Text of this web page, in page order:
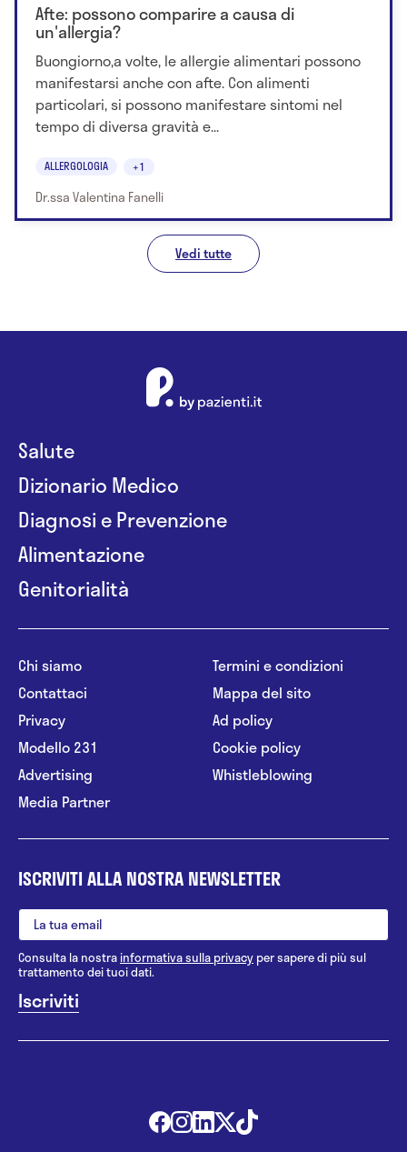
Afte: possono comparire a causa di
un'allergia?
Buongiorno,a volte, le allergie alimentari possono
manifestarsi anche con afte. Con alimenti
particolari, si possono manifestare sintomi nel
tempo di diversa gravità e...
ALLERGOLOGIA +1
Dr.ssa Valentina Fanelli
Vedi tutte
Salute
Dizionario Medico
Diagnosi e Prevenzione
Alimentazione
Genitorialità
Chi siamo
Contattaci
Privacy
Modello 231
Advertising
Media Partner
Termini e condizioni
Mappa del sito
Ad policy
Cookie policy
Whistleblowing
ISCRIVITI ALLA NOSTRA NEWSLETTER
Consulta la nostrainformativa sulla privacy per sapere di più sul
trattamento dei tuoi dati.